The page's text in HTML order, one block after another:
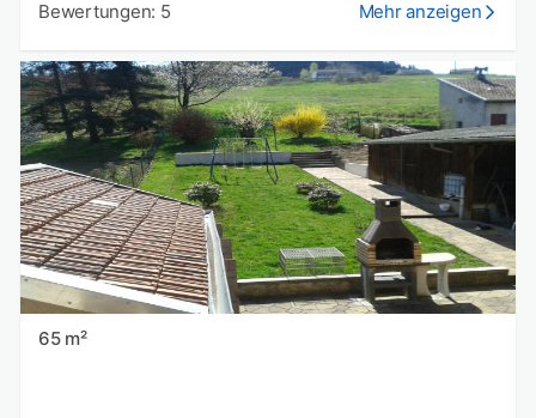
Bewertungen: 5
Mehr anzeigen
65 m²